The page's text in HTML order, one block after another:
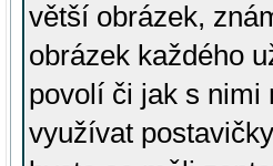
větší obrázek,
obrázek každého
povolí či jak s nimi
využívat